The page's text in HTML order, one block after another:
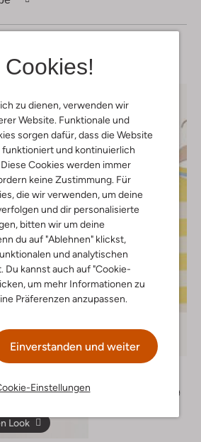
Cookies!
zu dienen, verwenden wir
Website. Funktionale und
sorgen dafür, dass die Website
und kontinuierlich
Cookies werden immer
keine Zustimmung. Für
die wir verwenden, um deine
und dir personalisierte
bitten wir um deine
du auf "Ablehnen" klickst,
und analytischen
Du kannst auch auf "Cookie-
um mehr Informationen zu
Präferenzen anzupassen.
Einverstanden und weiter
Einstellungen
deinenLook
Look
-30%
€ 16,99